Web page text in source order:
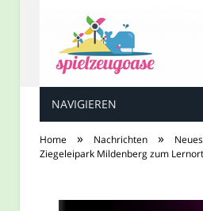
NAVIGIEREN
Home » Nachrichten »
Ziegeleipark Mildenberg zum